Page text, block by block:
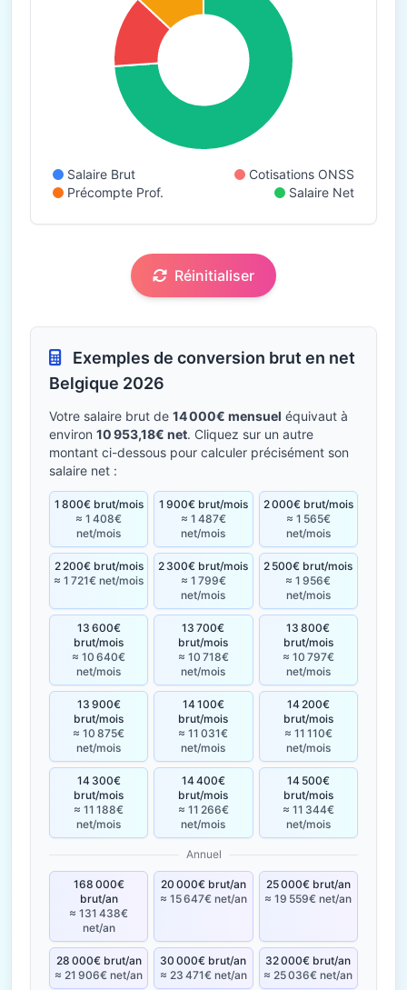
Salaire Brut
Cotisations ONSS
Précompte Prof.
Salaire Net
Réinitialiser
Exemples de conversion brut en net
Belgique 2026
Votre salaire brut de 14 000€ mensuel équivaut à
environ 10 953,18€ net. Cliquez sur un autre
montant ci-dessous pour calculer précisément son
salaire net :
1 800€ brut/mois
≈ 1 408€
net/mois
1 900€ brut/mois
≈ 1 487€
net/mois
2 000€ brut/mois
≈ 1 565€
net/mois
2 200€ brut/mois
≈ 1 721€ net/mois
2 300€ brut/mois
≈ 1 799€
net/mois
2 500€ brut/mois
≈ 1 956€
net/mois
13 600€
brut/mois
≈ 10 640€
net/mois
13 700€
brut/mois
≈ 10 718€
net/mois
13 800€
brut/mois
≈ 10 797€
net/mois
13 900€
brut/mois
≈ 10 875€
net/mois
14 100€
brut/mois
≈ 11 031€
net/mois
14 200€
brut/mois
≈ 11 110€
net/mois
14 300€
brut/mois
≈ 11 188€
net/mois
14 400€
brut/mois
≈ 11 266€
net/mois
14 500€
brut/mois
≈ 11 344€
net/mois
Annuel
168 000€
brut/an
≈ 131 438€
net/an
20 000€ brut/an
≈ 15 647€ net/an
25 000€ brut/an
≈ 19 559€ net/an
28 000€ brut/an
≈ 21 906€ net/an
30 000€ brut/an
≈ 23 471€ net/an
32 000€ brut/an
≈ 25 036€ net/an